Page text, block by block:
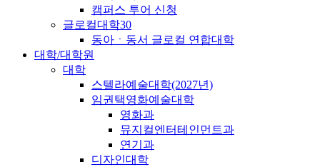
캠퍼스 투어 신청
글로컬대학30
동아ㆍ동서 글로컬 연합대학
대학/대학원
대학
스텔라예술대학(2027년)
임권택영화예술대학
영화과
뮤지컬엔터테인먼트과
연기과
디자인대학